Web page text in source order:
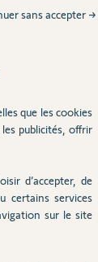
Dissocier le compte de l'ancien propriétaire
Dissocier box
que les cookies
publicités, offrir
d’accepter, de
certains services
sur le site
sans accepter →